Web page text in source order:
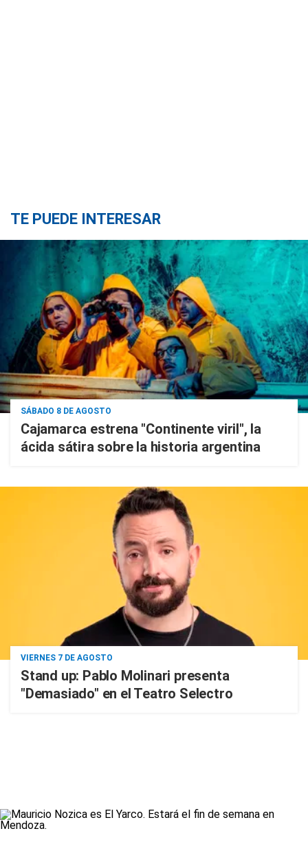
TE PUEDE INTERESAR
SÁBADO 8 DE AGOSTO
Cajamarca estrena "Continente viril", la
ácida sátira sobre la historia argentina
VIERNES 7 DE AGOSTO
Stand up: Pablo Molinari presenta
"Demasiado" en el Teatro Selectro